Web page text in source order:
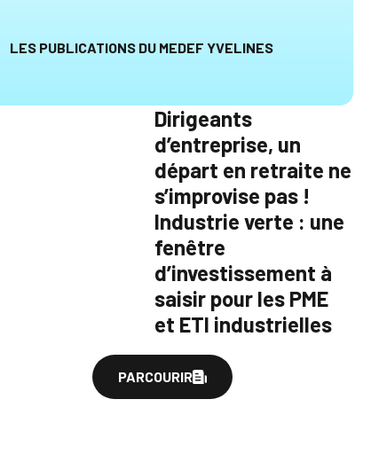
LES PUBLICATIONS DU MEDEF YVELINES
Dirigeants
d’entreprise, un
départ en retraite ne
s’improvise pas !
Industrie verte : une
fenêtre
d’investissement à
saisir pour les PME
et ETI industrielles
PARCOURIR